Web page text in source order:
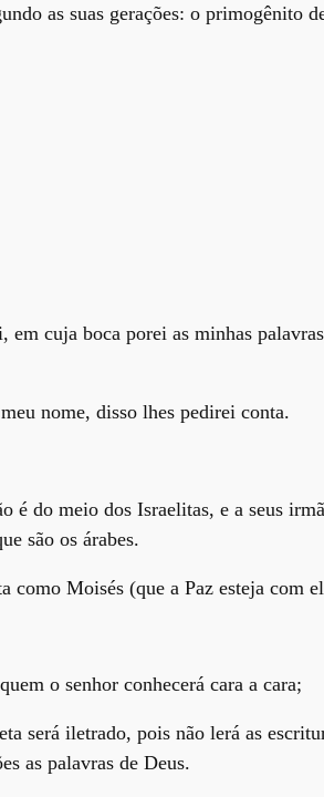
as suas gerações: o primogênito
cuja boca porei as minhas
nome, disso lhes pedirei conta.
do meio dos Israelitas, e a seus
são os árabes.
como Moisés (que a Paz esteja com
o senhor conhecerá cara a cara;
será iletrado, pois não lerá as
as palavras de Deus.